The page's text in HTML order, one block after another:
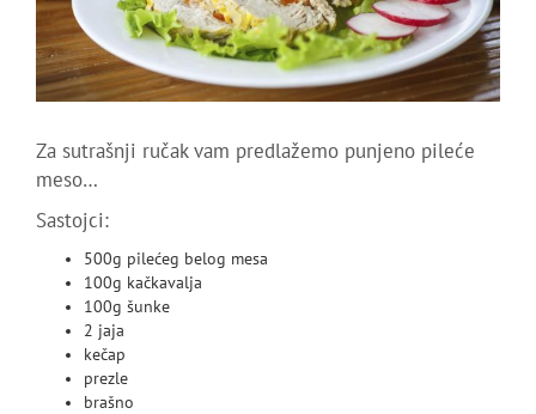
Za sutrašnji ručak vam predlažemo punjeno pileće
meso…
Sastojci:
500g pilećeg belog mesa
100g kačkavalja
100g šunke
2 jaja
kečap
prezle
brašno